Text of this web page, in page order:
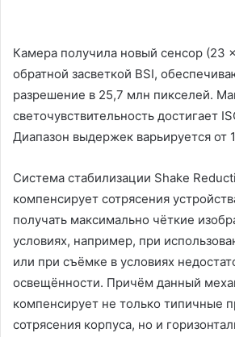
Камера получила новый сенсор (23
обратной засветкой BSI,
разрешение в 25,7 млн пикселей.
светочувствительность достигает
Диапазон выдержек варьируется от
Система стабилизации Shake
компенсирует сотрясения
получать максимально чёткие
условиях, например, при
или при съёмке в условиях
освещённости. Причём данный
компенсирует не только типичные
сотрясения корпуса, но и